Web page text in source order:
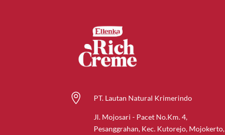
 PT. Lautan Natural Krimerindo
Jl. Mojosari - Pacet No.Km. 4,
Pesanggrahan, Kec. Kutorejo, Mojokerto,